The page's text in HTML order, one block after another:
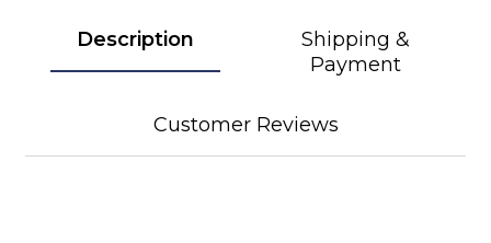
Description
Shipping &
Payment
Customer Reviews